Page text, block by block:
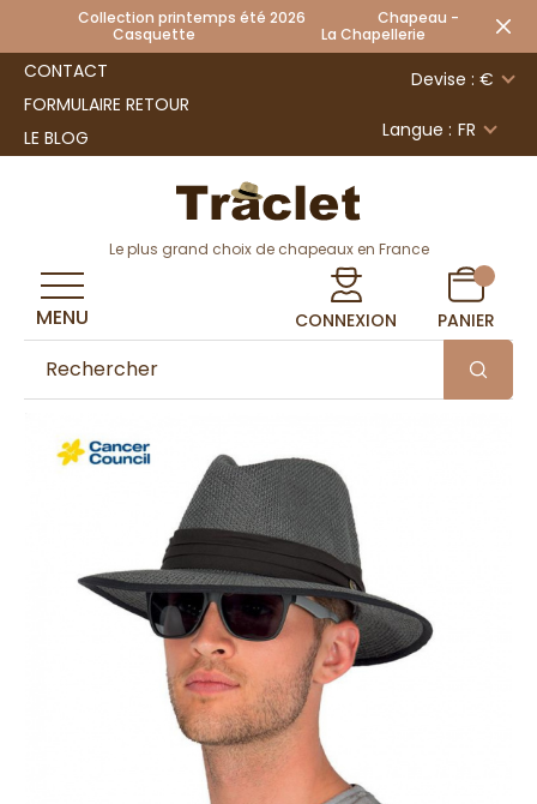
Collection printemps été 2026 Chapeau -
Casquette La Chapellerie
CONTACT
FORMULAIRE RETOUR
LE BLOG
Devise : €
Langue : FR
Le plus grand choix de chapeaux en France
CONNEXION PANIER
MENU